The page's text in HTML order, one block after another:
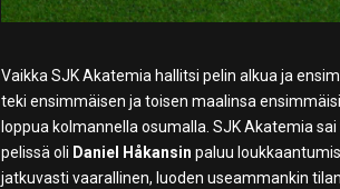
Vaikka SJK Akatemia hallitsi pelin alkua ja
teki ensimmäisen ja toisen maalinsa
loppua kolmannella osumalla. SJK Akatemia
pelissä oli Daniel Håkansin paluu
jatkuvasti vaarallinen, luoden useammankin